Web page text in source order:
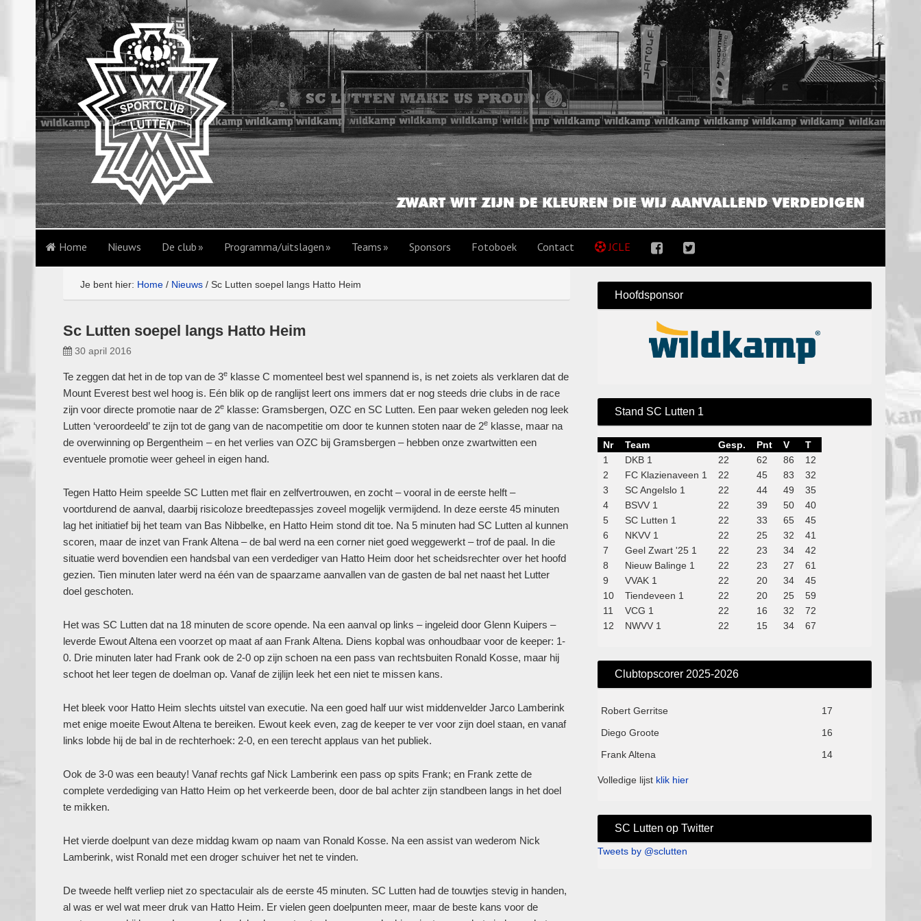
Home Nieuws De club Programma/uitslagen Teams Sponsors Fotoboek Contact JCLE
Je bent hier: Home / Nieuws / Sc Lutten soepel langs Hatto Heim
Sc Lutten soepel langs Hatto Heim
30 april 2016
Te zeggen dat het in de top van de 3e klasse C momenteel best wel spannend is, is net zoiets als verklaren dat de
Mount Everest best wel hoog is. Eén blik op de ranglijst leert ons immers dat er nog steeds drie clubs in de race
zijn voor directe promotie naar de 2e klasse: Gramsbergen, OZC en SC Lutten. Een paar weken geleden nog leek
Lutten ‘veroordeeld’ te zijn tot de gang van de nacompetitie om door te kunnen stoten naar de 2e klasse, maar na
de overwinning op Bergentheim – en het verlies van OZC bij Gramsbergen – hebben onze zwartwitten een
eventuele promotie weer geheel in eigen hand.
Tegen Hatto Heim speelde SC Lutten met flair en zelfvertrouwen, en zocht – vooral in de eerste helft –
voortdurend de aanval, daarbij risicoloze breedtepassjes zoveel mogelijk vermijdend. In deze eerste 45 minuten
lag het initiatief bij het team van Bas Nibbelke, en Hatto Heim stond dit toe. Na 5 minuten had SC Lutten al kunnen
scoren, maar de inzet van Frank Altena – de bal werd na een corner niet goed weggewerkt – trof de paal. In die
situatie werd bovendien een handsbal van een verdediger van Hatto Heim door het scheidsrechter over het hoofd
gezien. Tien minuten later werd na één van de spaarzame aanvallen van de gasten de bal net naast het Lutter
doel geschoten.
Het was SC Lutten dat na 18 minuten de score opende. Na een aanval op links – ingeleid door Glenn Kuipers –
leverde Ewout Altena een voorzet op maat af aan Frank Altena. Diens kopbal was onhoudbaar voor de keeper: 1-
0. Drie minuten later had Frank ook de 2-0 op zijn schoen na een pass van rechtsbuiten Ronald Kosse, maar hij
schoot het leer tegen de doelman op. Vanaf de zijlijn leek het een niet te missen kans.
Het bleek voor Hatto Heim slechts uitstel van executie. Na een goed half uur wist middenvelder Jarco Lamberink
met enige moeite Ewout Altena te bereiken. Ewout keek even, zag de keeper te ver voor zijn doel staan, en vanaf
links lobde hij de bal in de rechterhoek: 2-0, en een terecht applaus van het publiek.
Ook de 3-0 was een beauty! Vanaf rechts gaf Nick Lamberink een pass op spits Frank; en Frank zette de
complete verdediging van Hatto Heim op het verkeerde been, door de bal achter zijn standbeen langs in het doel
te mikken.
Het vierde doelpunt van deze middag kwam op naam van Ronald Kosse. Na een assist van wederom Nick
Lamberink, wist Ronald met een droger schuiver het net te vinden.
De tweede helft verliep niet zo spectaculair als de eerste 45 minuten. SC Lutten had de touwtjes stevig in handen,
al was er wel wat meer druk van Hatto Heim. Er vielen geen doelpunten meer, maar de beste kans voor de
Hoofdsponsor
Stand SC Lutten 1
Nr Team Gesp. Pnt V
T
1
DKB 1 22 62 86
12
2
FC Klazienaveen 1 22 45 83
32
3
SC Angelslo 1 22 44 49
35
4
BSVV 1 22 39 50
40
5
SC Lutten 1 22 33 65
45
6
NKVV 1 22 25 32
41
7
Geel Zwart '25 1 22 23 34
42
8
Nieuw Balinge 1 22 23 27
61
9
VVAK 1 22 20 34
45
10
Tiendeveen 1 22 20 25
59
11
VCG 1 22 16 32
72
12
NWVV 1 22 15 34 67
Clubtopscorer 2025-2026
Robert Gerritse
17
Diego Groote
16
Frank Altena
14
Volledige lijst klik hier
SC Lutten op Twitter
Tweets by @sclutten